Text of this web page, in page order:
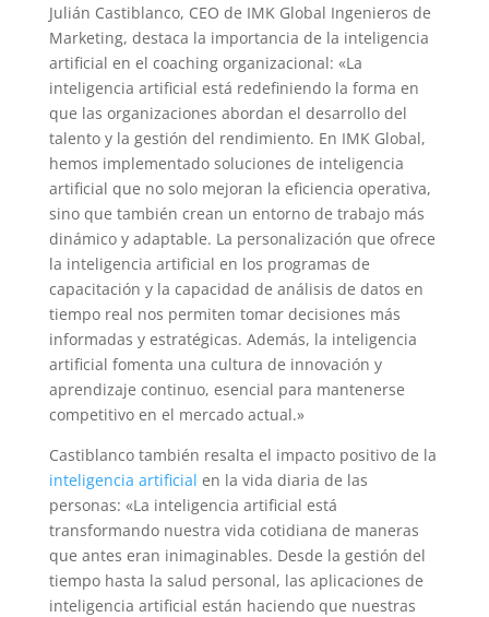
Julián Castiblanco, CEO de IMK Global Ingenieros de
Marketing, destaca la importancia de la inteligencia
artificial en el coaching organizacional: «La
inteligencia artificial está redefiniendo la forma en
que las organizaciones abordan el desarrollo del
talento y la gestión del rendimiento. En IMK Global,
hemos implementado soluciones de inteligencia
artificial que no solo mejoran la eficiencia operativa,
sino que también crean un entorno de trabajo más
dinámico y adaptable. La personalización que ofrece
la inteligencia artificial en los programas de
capacitación y la capacidad de análisis de datos en
tiempo real nos permiten tomar decisiones más
informadas y estratégicas. Además, la inteligencia
artificial fomenta una cultura de innovación y
aprendizaje continuo, esencial para mantenerse
competitivo en el mercado actual.»
Castiblanco también resalta el impacto positivo de la
inteligencia artificial en la vida diaria de las
personas: «La inteligencia artificial está
transformando nuestra vida cotidiana de maneras
que antes eran inimaginables. Desde la gestión del
tiempo hasta la salud personal, las aplicaciones de
inteligencia artificial están haciendo que nuestras